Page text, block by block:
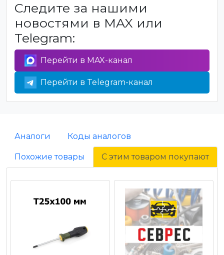
Следите за нашими
новостями в MAX или
Telegram:
Перейти в MAX-канал
Перейти в Telegram-канал
Аналоги Коды аналогов
Похожие товары С этим товаром покупают